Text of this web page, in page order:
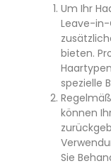
Um Ihr
Leave-in-
bieten.
spezielle
können
Sie